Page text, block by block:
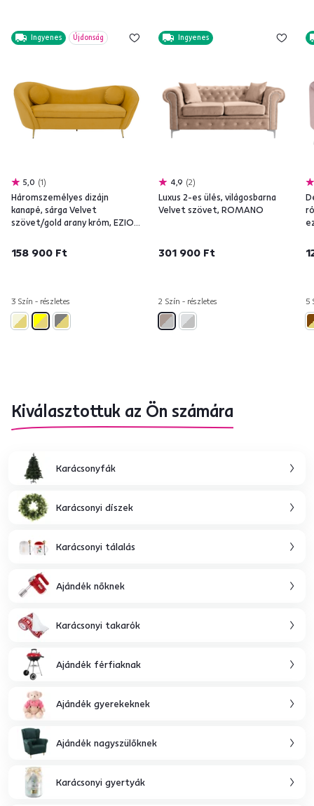
Ingyenes Újdonság
5,0 1
Háromszemélyes dizájn
kanapé, sárga Velvet
szövet/gold arany króm, EZIO
158 900 Ft
3 Szín - részletes
Ingyenes
4,9 2
Luxus 2-es ülés, világosbarna
Velvet szövet, ROMANO
301 900 Ft
2 Szín - részletes 5
Kiválasztottuk az Ön számára
Karácsonyfák
Karácsonyi díszek
Karácsonyi tálalás
Ajándék nőknek
Karácsonyi takarók
Ajándék férfiaknak
Ajándék gyerekeknek
Ajándék nagyszülőknek
Karácsonyi gyertyák